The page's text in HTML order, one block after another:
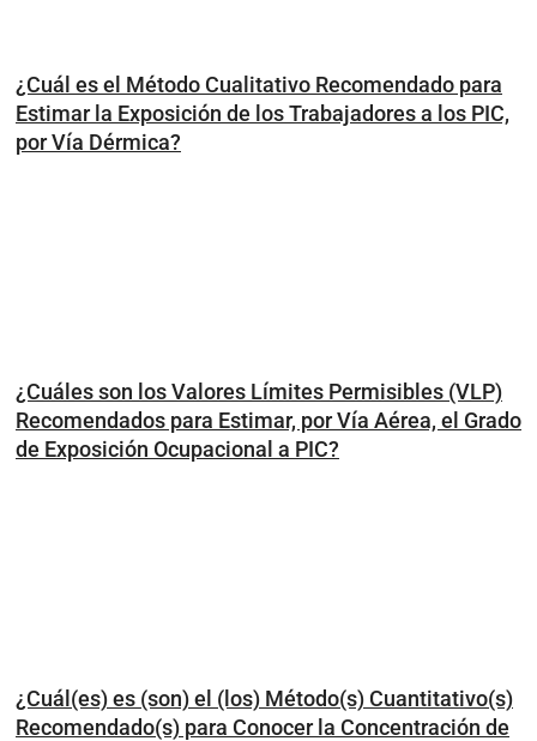
¿Cuál es el Método Cualitativo Recomendado para
Estimar la Exposición de los Trabajadores a los PIC,
por Vía Dérmica?
¿Cuáles son los Valores Límites Permisibles (VLP)
Recomendados para Estimar, por Vía Aérea, el Grado
de Exposición Ocupacional a PIC?
¿Cuál(es) es (son) el (los) Método(s) Cuantitativo(s)
Recomendado(s) para Conocer la Concentración de